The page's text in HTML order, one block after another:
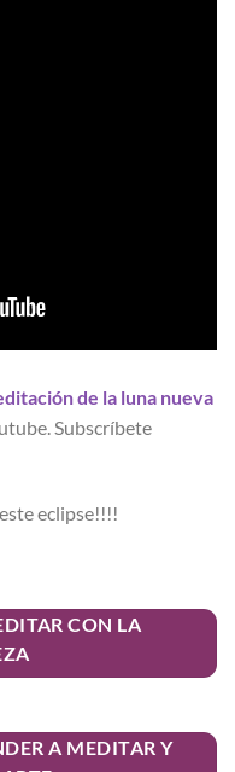
de la luna nueva
Subscríbete
eclipse!!!!
CON LA
A MEDITAR Y